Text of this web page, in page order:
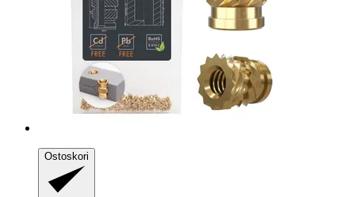
Ostoskori